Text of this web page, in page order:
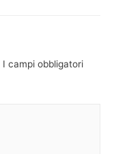
I campi obbligatori